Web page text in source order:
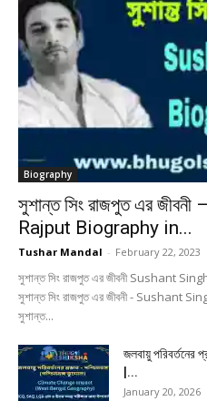
Biography
সুশান্ত সিং রাজপুত এর
Rajput Biography in...
Tushar Mandal - February 22, 2023
সুশান্ত সিং রাজপুত এর জীবনী Sushant
সুশান্ত সিং রাজপুত এর জীবনী -
সুশান্ত...
জলবায়ু পরিবর্তনের
|...
January 20, 2026